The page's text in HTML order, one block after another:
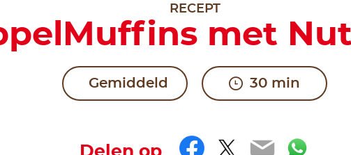
RECEPT
met
Gemiddeld 30 min
Facebook
Twitter
Email